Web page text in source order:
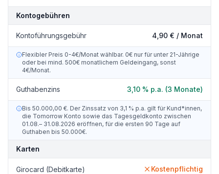
Kontogebühren
Kontoführungsgebühr 4,90 € / Monat
Flexibler Preis 0-4€/Monat wählbar. 0€ nur für unter 21-Jährige
oder bei mind. 500€ monatlichem Geldeingang, sonst
4€/Monat.
Guthabenzins 3,10 % p.a. (3 Monate)
Bis 50.000,00 €. Der Zinssatz von 3,1 % p.a. gilt für Kund*innen,
die Tomorrow Konto sowie das Tagesgeldkonto zwischen
01.08.– 31.08.2026 eröffnen, für die ersten 90 Tage auf
Guthaben bis 50.000€.
Karten
Girocard (Debitkarte) Kostenpflichtig